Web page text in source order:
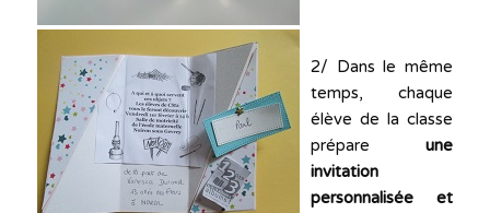
2/ Dans le même
temps, chaque
élève de la classe
prépareune
invitation
personnalisée et